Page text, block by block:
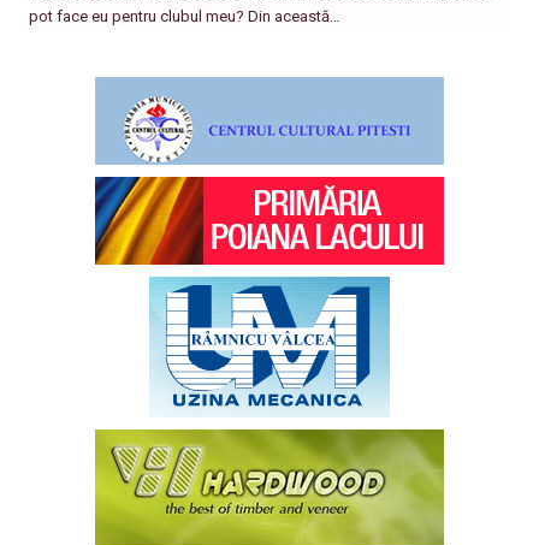
pot face eu pentru clubul meu? Din această…